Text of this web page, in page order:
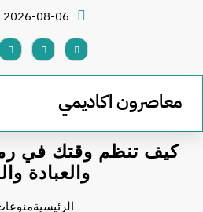
2026-08-06
معاصرون اكاديمي
كيف تنظم وقتك في
والعبادة
الرئيسية